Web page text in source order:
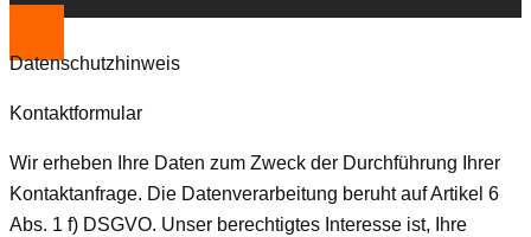
Datenschutzhinweis
Kontaktformular
Wir erheben Ihre Daten zum Zweck der Durchführung Ihrer
Kontaktanfrage. Die Datenverarbeitung beruht auf Artikel 6
Abs. 1 f) DSGVO. Unser berechtigtes Interesse ist, Ihre